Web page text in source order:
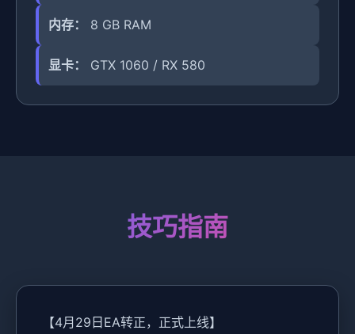
内存： 8 GB RAM
显卡： GTX 1060 / RX 580
技巧指南
【4月29日EA转正，正式上线】